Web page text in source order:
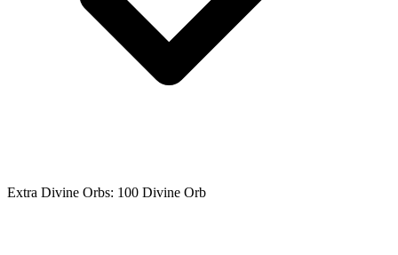
Extra Divine Orbs: 100 Divine Orb